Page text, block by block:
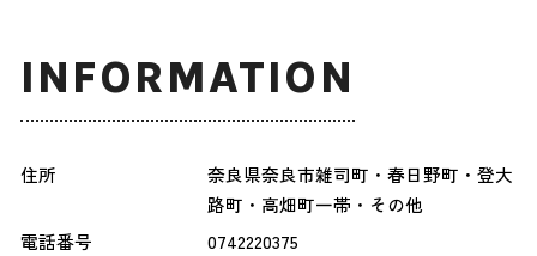
INFORMATION
住所
奈良県奈良市雑司町・春日野町・登大
路町・高畑町一帯・その他
電話番号
0742220375